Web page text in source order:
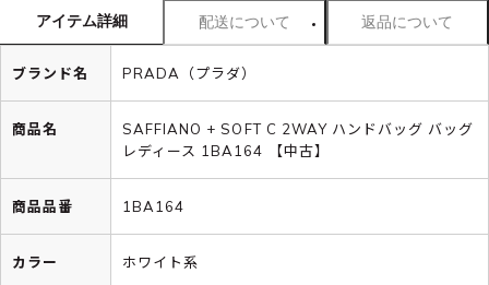
アイテム詳細 配送について 返品について
ブランド名 PRADA（プラダ）
商品名
SAFFIANO + SOFT C 2WAY ハンドバッグ バッグ
レディース 1BA164 【中古】
商品品番 1BA164
カラー ホワイト系